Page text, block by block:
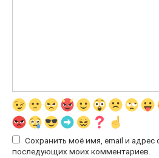
Сохранить моё имя, email и адрес
последующих моих комментариев.